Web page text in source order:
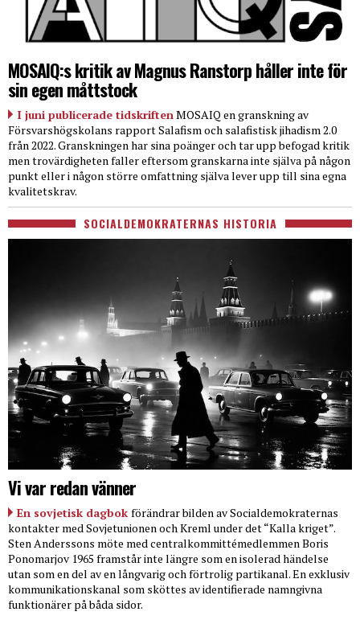
MOSAIQ:s kritik av Magnus Ranstorp håller inte för
sin egen måttstock
I juni publicerade tidskriftenMOSAIQ en granskning av
Försvarshögskolans rapport Salafism och salafistisk jihadism 2.0
från 2022. Granskningen har sina poänger och tar upp befogad kritik
men trovärdigheten faller eftersom granskarna inte själva på någon
punkt eller i någon större omfattning själva lever upp till sina egna
kvalitetskrav.
SOCIALDEMOKRATERNAS HISTORIA
Vi var redan vänner
En sovjetisk dagbok förändrar bilden av Socialdemokraternas
kontakter med Sovjetunionen och Kreml under det “Kalla kriget”.
Sten Anderssons möte med centralkommittémedlemmen Boris
Ponomarjov 1965 framstår inte längre som en isolerad händelse
utan som en del av en långvarig och förtrolig partikanal. En exklusiv
kommunikationskanal som sköttes av identifierade namngivna
funktionärer på båda sidor.